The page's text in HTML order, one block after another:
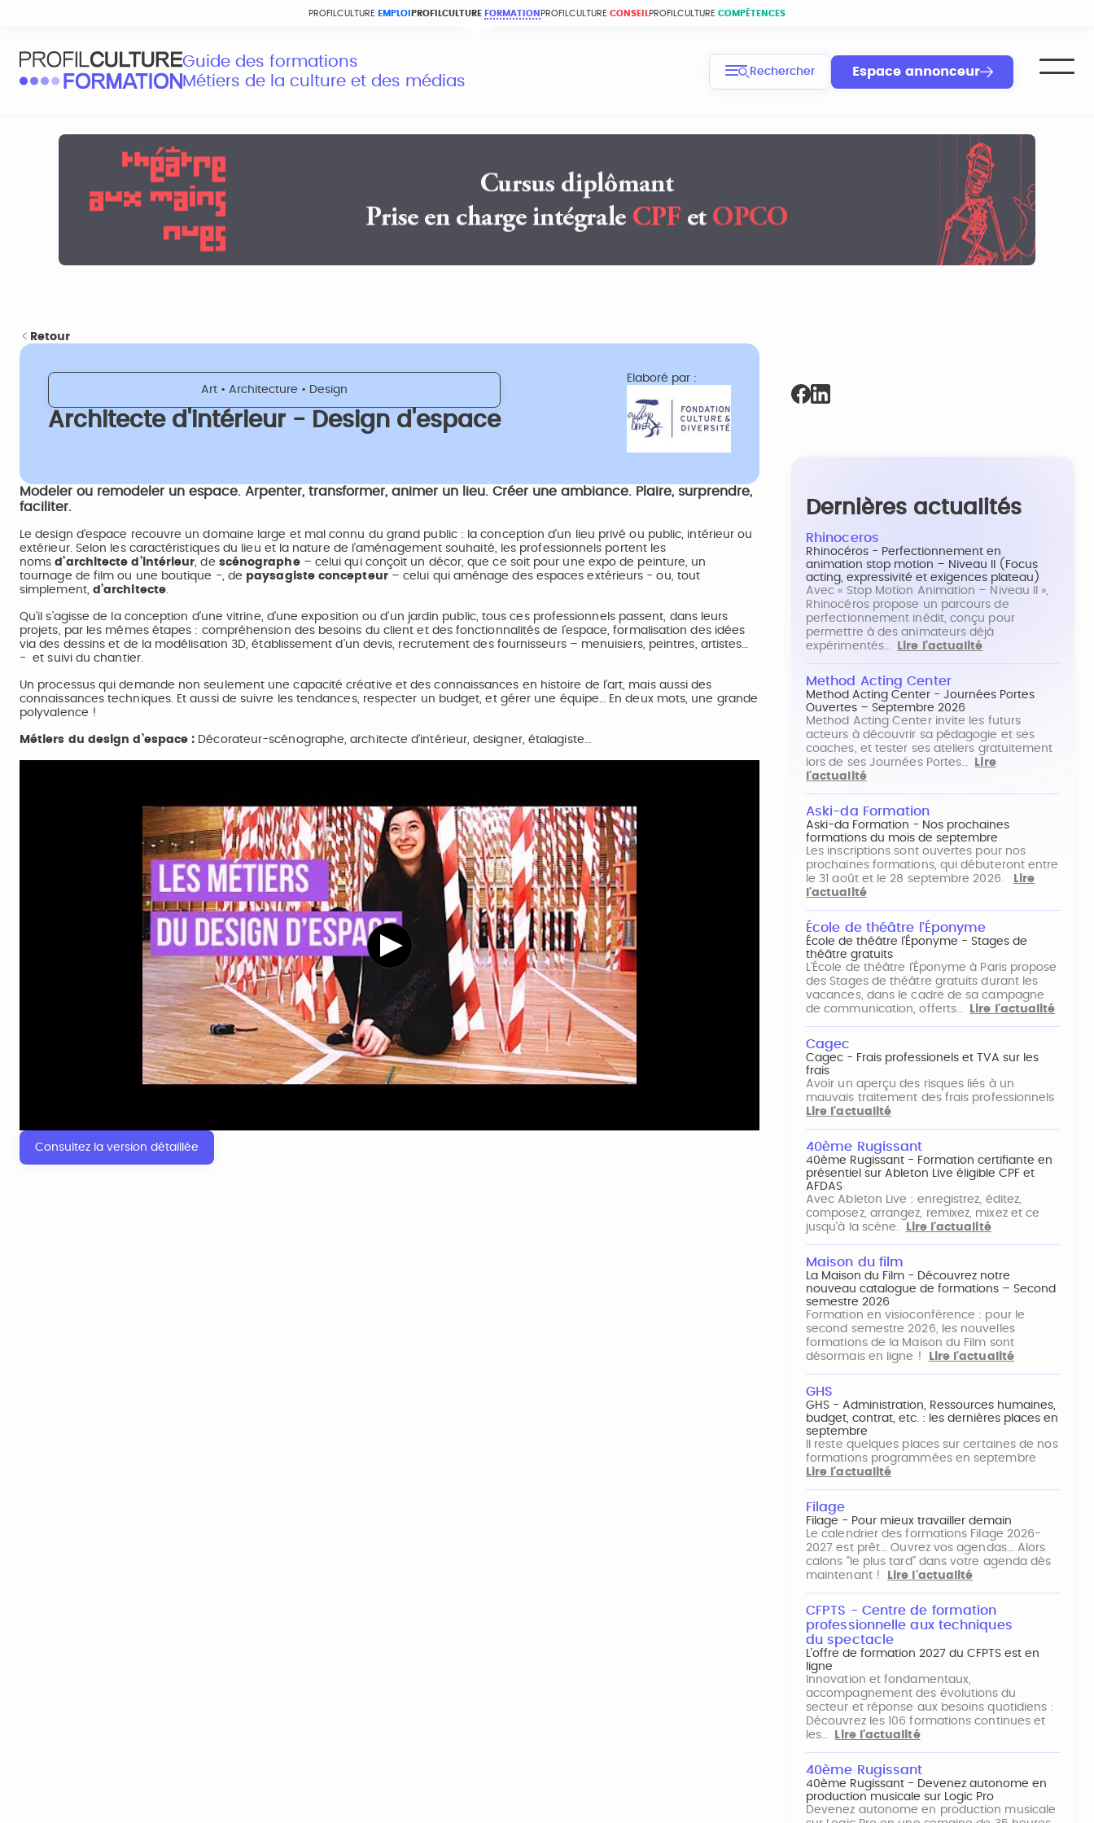
PROFILCULTURE EMPLOI PROFILCULTURE FORMATION PROFILCULTURE CONSEIL PROFILCULTURE COMPÉTENCES
Guide des formations
Métiers de la culture et des médias
Rechercher Espace annonceur
Retour
Art • Architecture • Design
Architecte d'intérieur - Design d'espace
Elaboré par :
Modeler ou remodeler un espace. Arpenter, transformer, animer un lieu. Créer une ambiance. Plaire, surprendre,
faciliter.
Le design d’espace recouvre un domaine large et mal connu du grand public : la conception d’un lieu privé ou public, intérieur ou
extérieur. Selon les caractéristiques du lieu et la nature de l’aménagement souhaité, les professionnels portent les
nomsd’architecte d’intérieur, de scénographe– celui qui conçoit un décor, que ce soit pour une expo de peinture, un
tournage de film ou une boutique -, de paysagiste concepteur– celui qui aménage des espaces extérieurs - ou, tout
simplement, d’architecte.
Qu’il s’agisse de la conception d’une vitrine, d’une exposition ou d’un jardin public, tous ces professionnels passent, dans leurs
projets, par les mêmes étapes : compréhension des besoins du client et des fonctionnalités de l’espace, formalisation des idées
via des dessins et de la modélisation 3D, établissement d’un devis, recrutement des fournisseurs – menuisiers, peintres, artistes…
- et suivi du chantier.
Un processus qui demande non seulement une capacité créative et des connaissances en histoire de l’art, mais aussi des
connaissances techniques. Et aussi de suivre les tendances, respecter un budget, et gérer une équipe… En deux mots, une grande
polyvalence !
Métiers du design d’espace : Décorateur-scénographe, architecte d’intérieur, designer, étalagiste…
Consultez la version détaillée
Dernières actualités
Rhinoceros
Rhinocéros - Perfectionnement en
animation stop motion – Niveau II (Focus
acting, expressivité et exigences plateau)
Avec « Stop Motion Animation – Niveau II »,
Rhinocéros propose un parcours de
perfectionnement inédit, conçu pour
permettre à des animateurs déjà
expérimentés…
Lire l'actualité
Method Acting Center
Method Acting Center - Journées Portes
Ouvertes – Septembre 2026
Method Acting Center invite les futurs
acteurs à découvrir sa pédagogie et ses
coaches, et tester ses ateliers gratuitement
lors de ses Journées Portes…
Lire
l'actualité
Aski-da Formation
Aski-da Formation - Nos prochaines
formations du mois de septembre
Les inscriptions sont ouvertes pour nos
prochaines formations, qui débuteront entre
le 31 août et le 28 septembre 2026.
Lire
l'actualité
École de théâtre l'Éponyme
École de théâtre l'Éponyme - Stages de
théâtre gratuits
L'École de théâtre l'Éponyme à Paris propose
des Stages de théâtre gratuits durant les
vacances, dans le cadre de sa campagne
de communication, offerts…
Lire l'actualité
Cagec
Cagec - Frais professionels et TVA sur les
frais
Avoir un aperçu des risques liés à un
mauvais traitement des frais professionnels
Lire l'actualité
40ème Rugissant
40ème Rugissant - Formation certifiante en
présentiel sur Ableton Live éligible CPF et
AFDAS
Avec Ableton Live : enregistrez, éditez,
composez, arrangez, remixez, mixez et ce
jusqu'à la scène.
Lire l'actualité
Maison du film
La Maison du Film - Découvrez notre
nouveau catalogue de formations – Second
semestre 2026
Formation en visioconférence : pour le
second semestre 2026, les nouvelles
formations de la Maison du Film sont
désormais en ligne !
Lire l'actualité
GHS
GHS - Administration, Ressources humaines,
budget, contrat, etc. : les dernières places en
septembre
Il reste quelques places sur certaines de nos
formations programmées en septembre
Lire l'actualité
Filage
Filage - Pour mieux travailler demain
Le calendrier des formations Filage 2026-
2027 est prêt... Ouvrez vos agendas... Alors
calons "le plus tard" dans votre agenda dès
maintenant !
Lire l'actualité
CFPTS - Centre de formation
professionnelle aux techniques
du spectacle
L’offre de formation 2027 du CFPTS est en
ligne
Innovation et fondamentaux,
accompagnement des évolutions du
secteur et réponse aux besoins quotidiens :
Découvrez les 106 formations continues et
les…
Lire l'actualité
40ème Rugissant
40ème Rugissant - Devenez autonome en
production musicale sur Logic Pro
Devenez autonome en production musicale